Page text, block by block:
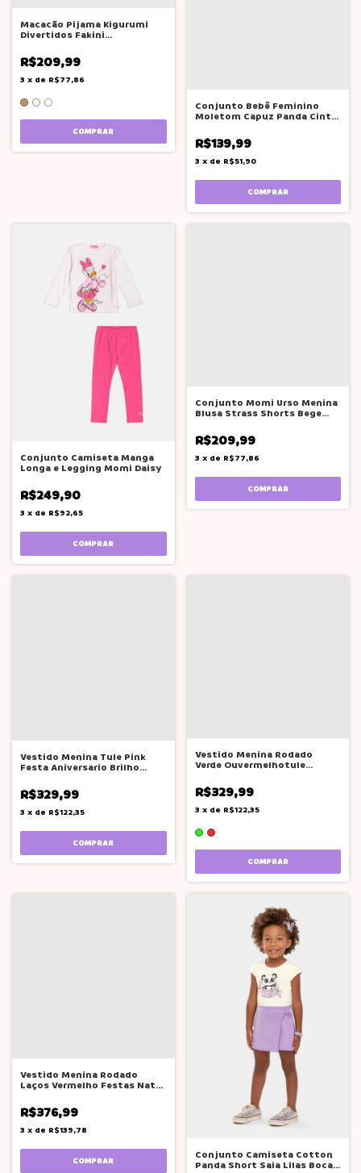
Macacão Pijama Kigurumi
Divertidos Fakini
R$209,99
3 x de R$77,86
COMPRAR
Conjunto Bebê Feminino
Moletom Capuz Panda Cinti 1
R$139,99
3 x de R$51,90
COMPRAR
Conjunto Camiseta Manga
Longa e Legging Momi Daisy
R$249,90
3 x de R$92,65
COMPRAR
Conjunto Momi Urso Menina
Blusa Strass Shorts Bege
R$209,99
3 x de R$77,86
COMPRAR
Vestido Menina Tule Pink
Festa Aniversario Brilho
R$329,99
3 x de R$122,35
COMPRAR
Vestido Menina Rodado
Verde Ouvermelhotule
R$329,99
3 x de R$122,35
COMPRAR
Vestido Menina Rodado
Laços Vermelho Festas Natal
R$376,99
3 x de R$139,78
COMPRAR Conjunto Camiseta Cotton
Panda Short Saia Lilas Boca